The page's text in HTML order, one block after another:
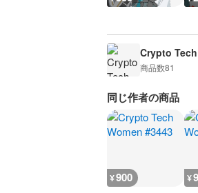
Crypto
商品数81
同じ作者の商品
¥900 ¥